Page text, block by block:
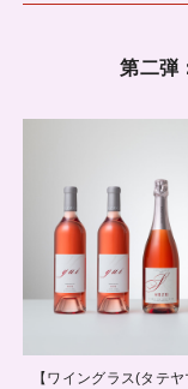
第二弾
【ワイングラス(タテ